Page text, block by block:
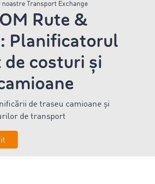
Transport Exchange
Rute &
Planificatorul
costuri și
de traseu camioane și
de transport